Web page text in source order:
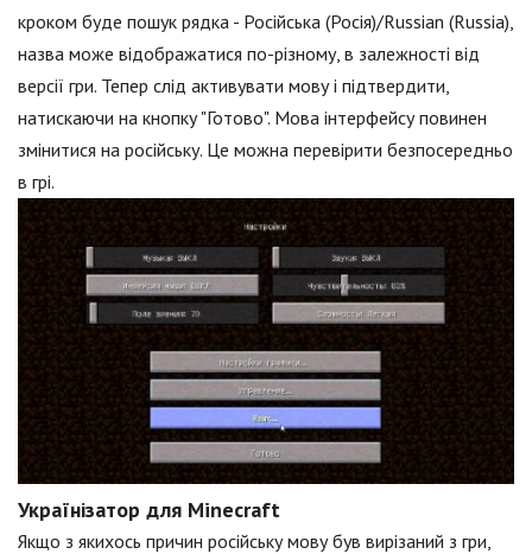
кроком буде пошук рядка - Російська (Росія)/Russian (Russia),
назва може відображатися по-різному, в залежності від
версії гри. Тепер слід активувати мову і підтвердити,
натискаючи на кнопку "Готово". Мова інтерфейсу повинен
змінитися на російську. Це можна перевірити безпосередньо
в грі.
Українізатор для Minecraft
Якщо з якихось причин російську мову був вирізаний з гри,